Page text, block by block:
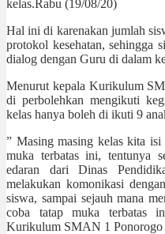
kelas.Rabu (19/08/20)
Hal ini di karenakan jumlah
protokol kesehatan, sehingga
dialog dengan Guru di dalam
Menurut kepala Kurikulum
di perbolehkan mengikuti
kelas hanya boleh di ikuti 9
” Masing masing kelas kita
muka terbatas ini, tentunya
edaran dari Dinas
melakukan komonikasi
siswa, sampai sejauh mana
coba tatap muka terbatas
Kurikulum SMAN 1 Ponorogo